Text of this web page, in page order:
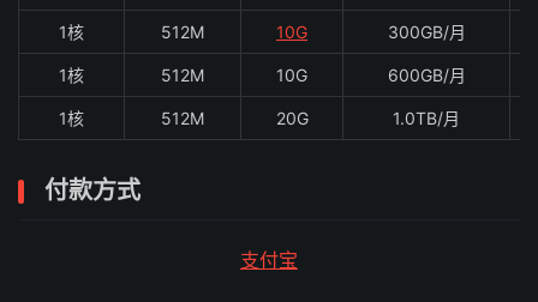
1核 512M 10G 300GB/月
1核 512M 10G 600GB/月
1核 512M 20G 1.0TB/月
付款方式
支付宝